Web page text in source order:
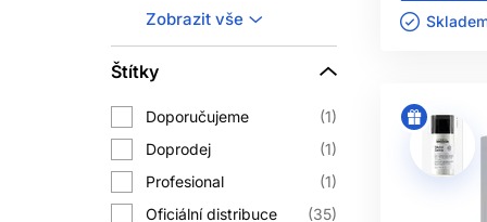
Po šamponu vytlačte z délek
Nechte působit doporučený
opláchněte. Voda nemusí být
Nioxin
Ref Stockholm
2
Subrina Professional
3
Wella Professionals
6
Zobrazit vše
Štítky
Doporučujeme
1
Doprodej
1
Profesional
1
Oficiální distribuce
35
Skladem